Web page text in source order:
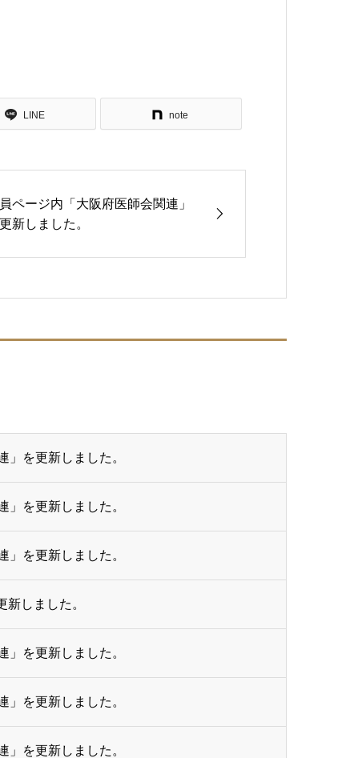
LINE note
ページ内「大阪府医師会関連」
新しました。
」を更新しました。
」を更新しました。
」を更新しました。
しました。
」を更新しました。
」を更新しました。
」を更新しました。